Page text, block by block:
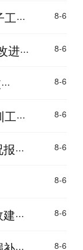
··· 8-6
··· 8-6
8-6
··· 8-6
··· 8-6
8-6
··· 8-6
8-6